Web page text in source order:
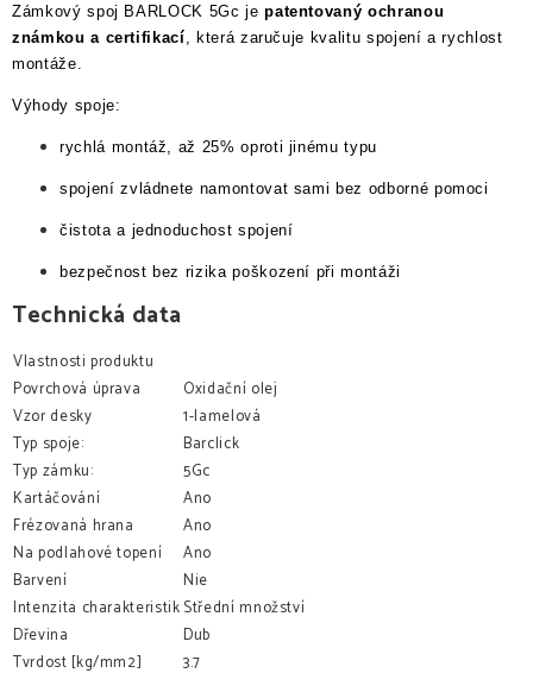
Zámkový spoj BARLOCK 5Gc jepatentovaný ochranou
známkou a certifikací , která zaručuje kvalitu spojení a rychlost
montáže.
Výhody spoje:
rychlá montáž, až 25% oproti jinému typu
spojení zvládnete namontovat sami bez odborné pomoci
čistota a jednoduchost spojení
bezpečnost bez rizika poškození při montáži
Technická data
Vlastnosti produktu
Povrchová úprava
Oxidační olej
Vzor desky
1-lamelová
Typ spoje:
Barclick
Typ zámku:
5Gc
Kartáčování
Ano
Frézovaná hrana
Ano
Na podlahové topení
Ano
Barvení
Nie
Intenzita charakteristikStřední množství
Dřevina
Dub
Tvrdost [kg/mm2]
3.7